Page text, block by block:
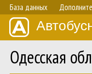
База данных
Одесская